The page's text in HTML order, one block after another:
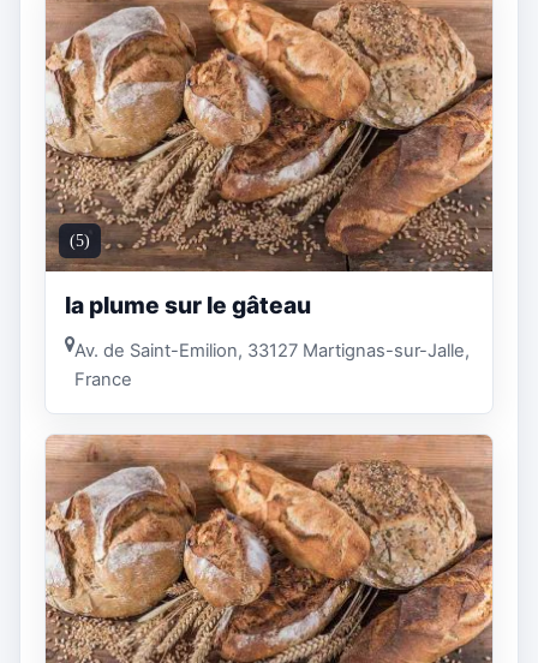
(5)
la plume sur le gâteau
Av. de Saint-Emilion, 33127 Martignas-sur-Jalle,
France